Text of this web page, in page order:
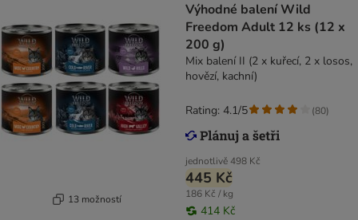
13 možností
Výhodné balení Wild
Freedom Adult 12 ks (12 x
200 g)
Mix balení II (2 x kuřecí, 2 x losos,
hovězí, kachní)
jednotlivě498 Kč
445 Kč
186 Kč / kg
414 Kč
Rating: 4.1/5 (80)